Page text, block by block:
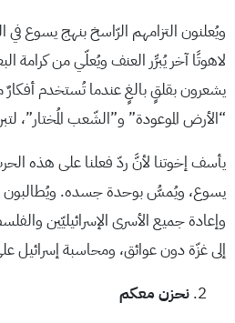
ويُعلنون التزامهم الرّاسخ بنهج يسوع في
لاهوتًا آخر يُبرِّر العنف ويُعلّي من كرامة
يشعرون بقلقٍ بالغٍ عندما تُستخدم أفكارٌ
“الأرض الموعودة” و”الشّعب المُختار”،
يأسف إخوتنا لأنَّ ردّ فعلنا على هذه
يسوع، ويُمسُّ بوحدة جسده. ويُطالبون
وإعادة جميع الأسرى الإسرائيليّين
إلى غزّة دون عوائق، ومحاسبة إسرائيل
نحزن معكم